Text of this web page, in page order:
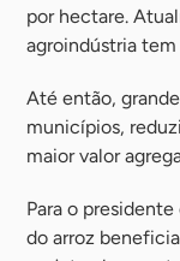
por hectare.
agroindústria
Até então,
municípios,
maior valor
Para o
do arroz